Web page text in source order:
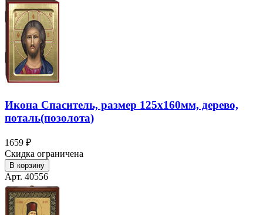
Икона Спаситель, размер 125х160мм, дерево,
поталь(позолота)
1659 ₽
Скидка ограничена
В корзину
Арт. 40556